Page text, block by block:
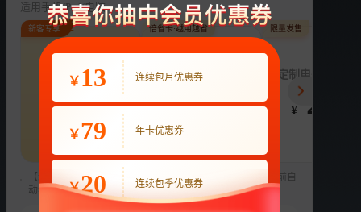
181.1万分享
适用手机/Pad/电脑
连续包月
¥ 22
22
新客专享
月付最低至
¥ 3.9
倍省卡·越用越省
定制电子吧唧年
¥ 248
限量发售
【新用户专享】前3个月每月9元，第4个月起22元/月，到期前自
动续费，可随时取消。
￥ 13 连续包月优惠券
￥79 年卡优惠券
￥20 连续包季优惠券